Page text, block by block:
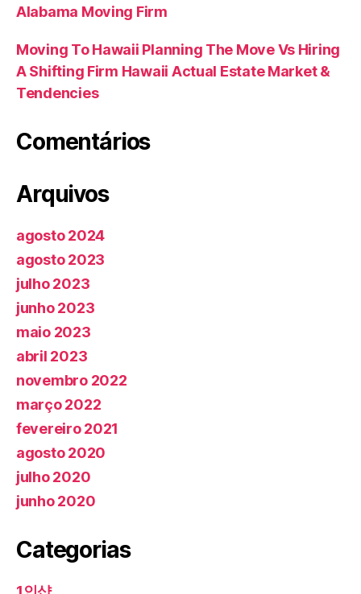
Alabama Moving Firm
Moving To Hawaii Planning The Move Vs Hiring
A Shifting Firm Hawaii Actual Estate Market &
Tendencies
Comentários
Arquivos
agosto 2024
agosto 2023
julho 2023
junho 2023
maio 2023
abril 2023
novembro 2022
março 2022
fevereiro 2021
agosto 2020
julho 2020
junho 2020
Categorias